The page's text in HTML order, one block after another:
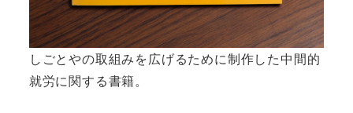
しごとやの取組みを広げるために制作した中間的
就労に関する書籍。